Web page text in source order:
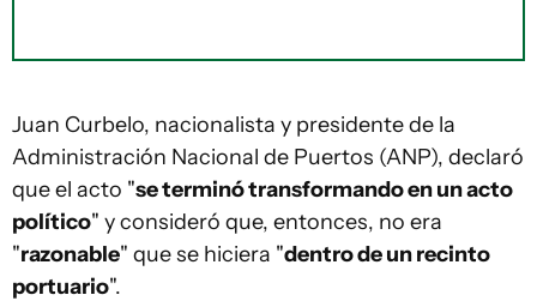
Juan Curbelo, nacionalista y presidente de la
Administración Nacional de Puertos (ANP), declaró
que el acto "se terminó transformando en un acto
político" y consideró que, entonces, no era
"razonable" que se hiciera "dentro de un recinto
portuario".